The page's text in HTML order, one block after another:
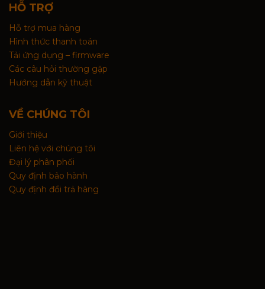
HỖ TRỢ
Hỗ trợ mua hàng
Hình thức thanh toán
Tải ứng dụng – firmware
Các câu hỏi thường gặp
Hướng dẫn kỹ thuật
VỀ CHÚNG TÔI
Giới thiệu
Liên hệ với chúng tôi
Đại lý phân phối
Quy định bảo hành
Quy định đổi trả hàng